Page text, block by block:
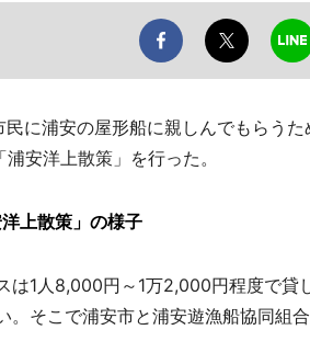
に浦安の屋形船に親しんでもらう
安洋上散策」を行った。
上散策」の様子
1人8,000円～1万2,000円程度で貸
。そこで浦安市と浦安遊漁船協同組